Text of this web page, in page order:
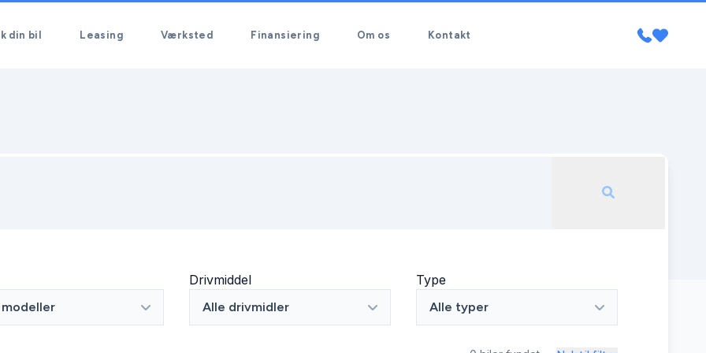
din bil Leasing Værksted Finansiering Om os Kontakt
Drivmiddel
Alle drivmidler
Type
Alle typer